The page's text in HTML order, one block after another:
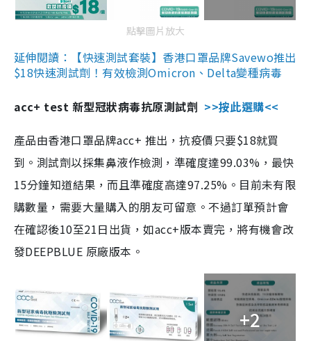
點擊圖片放大
延伸閱讀：【快速測試套裝】香港口罩品牌Savewo推出
$18快速測試劑！有效檢測Omicron、Delta變種病毒
acc+ test 新型冠狀病毒抗原測試劑 >>按此選購<<
產品由香港口罩品牌acc+ 推出，抗疫價只要$18就買
到。測試劑以採集鼻液作檢測，準確度達99.03%，最快
15分鐘知道結果，而且準確度高達97.25%。目前未有限
購數量，需要大量購入的朋友可留意。不過訂單預計會
在確認後10至21日出貨，如acc+版本賣完，將有機會改
發DEEPBLUE 原廠版本。
+2